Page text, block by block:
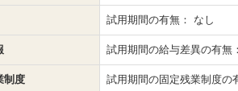
試用期間の有無： なし
試用期間の給与差異の有無
制度 試用期間の固定残業制度の